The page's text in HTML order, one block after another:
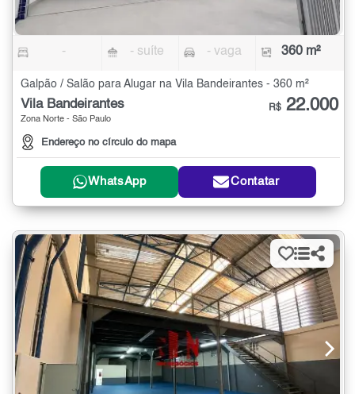
- - suíte - vaga 360 m²
Galpão / Salão para Alugar na Vila Bandeirantes - 360 m²
Vila Bandeirantes
Zona Norte - São Paulo
Endereço no círculo do mapa
R$ 22.000
WhatsApp Contatar